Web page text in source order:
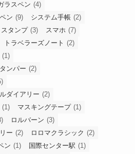
ラスペン (4)
ン (9) システム手帳 (2)
スタンプ (3) スマホ (7)
トラベラーズノート (2)
(1)
ンパー (2)
ダイアリー (2)
(1) マスキングテープ (1)
ロルバーン (3)
ー (2) ロロマクラシック (2)
ン (1) 国際センター駅 (1)